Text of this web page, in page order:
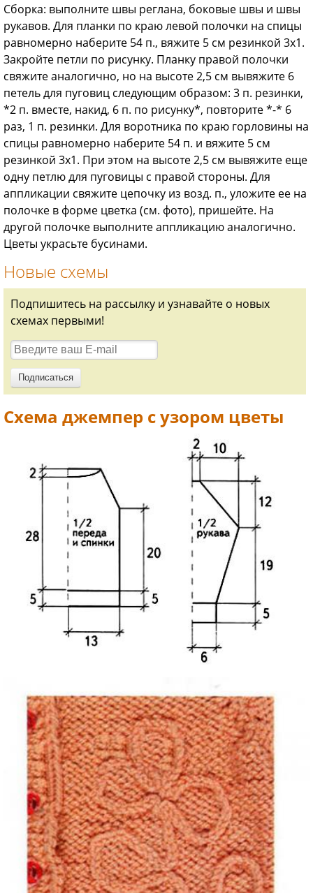
Сборка: выполните швы реглана, боковые швы и швы
рукавов. Для планки по краю левой полочки на спицы
равномерно наберите 54 п., вяжите 5 см резинкой 3x1.
Закройте петли по рисунку. Планку правой полочки
свяжите аналогично, но на высоте 2,5 см вывяжите 6
петель для пуговиц следующим образом: 3 п. резинки,
*2 п. вместе, накид, 6 п. по рисунку*, повторите *-* 6
раз, 1 п. резинки. Для воротника по краю горловины на
спицы равномерно наберите 54 п. и вяжите 5 см
резинкой 3x1. При этом на высоте 2,5 см вывяжите еще
одну петлю для пуговицы с правой стороны. Для
аппликации свяжите цепочку из возд. п., уложите ее на
полочке в форме цветка (см. фото), пришейте. На
другой полочке выполните аппликацию аналогично.
Цветы украсьте бусинами.
Новые схемы
Подпишитесь на рассылку и узнавайте о новых
схемах первыми!
Схема джемпер с узором цветы